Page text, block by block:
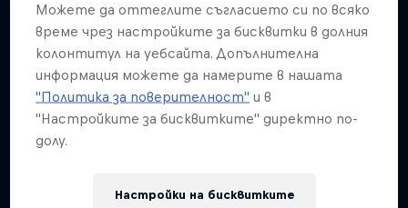
Можете да оттеглите съгласието си по всяко
време чрез настройките за бисквитки в долния
колонтитул на уебсайта. Допълнителна
информация можете да намерите в нашата
"Политика за поверителност" и в
"Настройките за бисквитките" директно по-
долу.
Настройки на бисквитките